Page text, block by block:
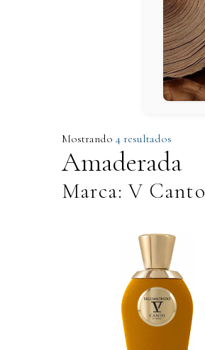
Mostrando 4 resultados
Amaderada
Marca: V Canto